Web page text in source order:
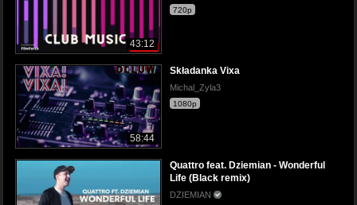
43:12
720p
58:44
Składanka Vixa
Michal_Zyla3
1080p
Quattro feat. Dziemian - Wonderful
Life (Black remix)
DZIEMIAN